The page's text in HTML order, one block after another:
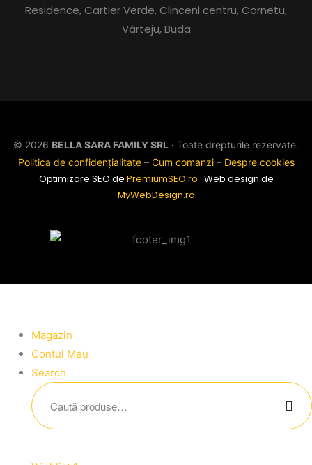
Residence, Cartier Verde, Clinceni centru, Cornetu,
Vârteju, Buda
© 2026 BELLA SARA FAMILY SRL · Toate drepturile rezervate.
Politica de confidențialitate– Cum comanzi– Despre cookies
Optimizare SEO de PremiumSEO.ro · Web design de
MyWebDesign.ro
Magazin
Contul Meu
Search